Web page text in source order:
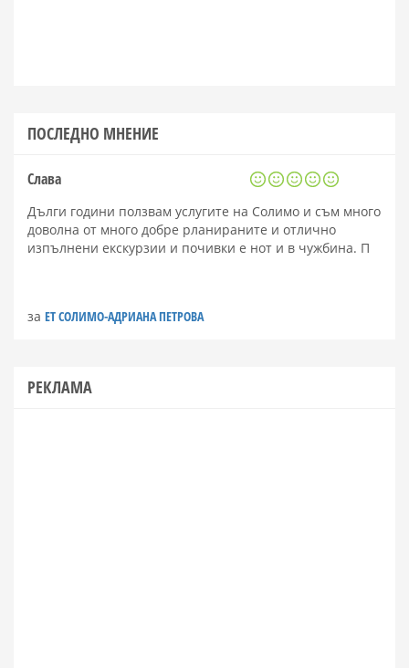
ПОСЛЕДНО МНЕНИЕ
Слава
Дълги години ползвам услугите на Солимо и съм много
доволна от много добре рланираните и отлично
изпълнени екскурзии и почивки е нот и в чужбина. П
за ЕТ СОЛИМО-АДРИАНА ПЕТРОВА
РЕКЛАМА